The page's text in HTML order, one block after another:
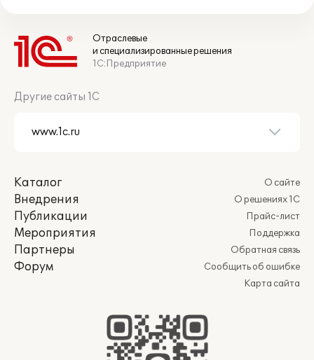
Отраслевые
и специализированные решения
1С:Предприятие
Другие сайты 1С
Каталог
Внедрения
Публикации
Мероприятия
Партнеры
Форум
О сайте
О решениях 1С
Прайс-лист
Поддержка
Обратная связь
Сообщить об ошибке
Карта сайта